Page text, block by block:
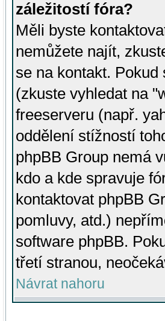
záležitostí fóra?
Měli byste
nemůžete najít,
se na kontakt.
(zkuste vyhledat na
freeserveru (např.
oddělení stížností
phpBB Group nemá
kdo a kde spravuje
kontaktovat phpBB
pomluvy, atd.)
software phpBB.
třetí stranou,
Návrat nahoru